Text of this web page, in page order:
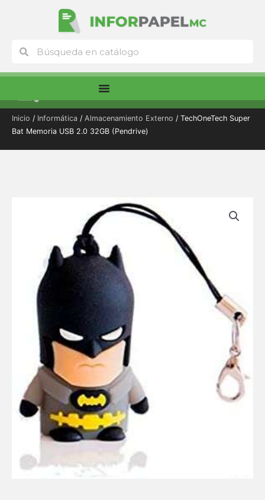
Buscar
Inicio / Informática / Almacenamiento Externo / TechOneTech Super
Bat Memoria USB 2.0 32GB (Pendrive)